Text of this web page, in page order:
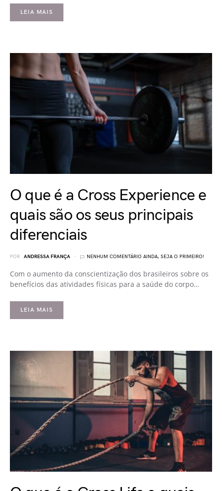
LEIA MAIS
O que é a Cross Experience e
quais são os seus principais
diferenciais
POR ANDRESSA FRANÇA NENHUM COMENTÁRIO AINDA, SEJA O PRIMEIRO!
Com o aumento da conscientização dos brasileiros sobre os
benefícios das atividades físicas para a saúde do corpo…
LEIA MAIS